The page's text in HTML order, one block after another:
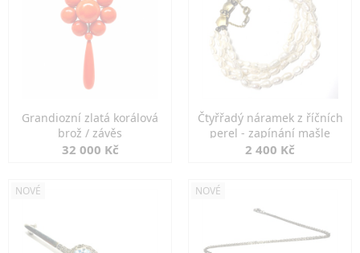
Grandiozní zlatá korálová
brož / závěs
32 000 Kč
Čtyřřadý náramek z říčních
perel - zapínání mašle
2 400 Kč
NOVÉ NOVÉ